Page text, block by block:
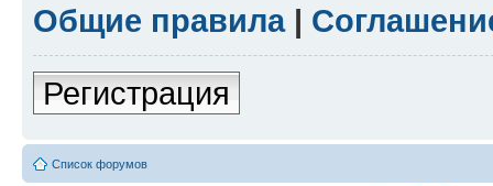
Общие правила|
Регистрация
Список форумов